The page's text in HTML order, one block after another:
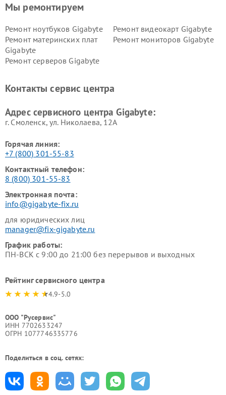
Мы ремонтируем
Ремонт ноутбуков Gigabyte
Ремонт видеокарт Gigabyte
Ремонт материнских плат
Gigabyte
Ремонт мониторов Gigabyte
Ремонт серверов Gigabyte
Контакты сервис центра
Адрес сервисного центра Gigabyte:
г. Смоленск, ул. Николаева, 12А
Горячая линия:
+7 (800) 301-55-83
Контактный телефон:
8 (800) 301-55-83
Электронная почта:
info@gigabyte-fix.ru
для юридических лиц
manager@fix-gigabyte.ru
График работы:
ПН-ВСК с 9:00 до 21:00 без перерывов и выходных
Рейтинг сервисного центра
4.9-5.0
ООО "Русервис"
ИНН 7702633247
ОГРН 1077746335776
Поделиться в соц. сетях: